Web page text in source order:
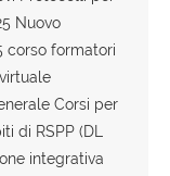
Nuovo
corso formatori
Corsi per
di RSPP (DL
integrativa